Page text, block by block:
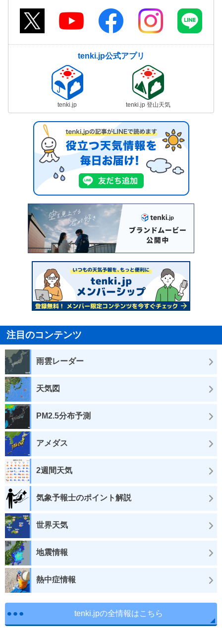
tenki.jp公式アプリ
tenki.jp tenki.jp 登山天気
注目のコンテンツ
雨雲レーダー
天気図
PM2.5分布予測
アメダス
2週間天気
気象予報士のポイント解説
世界天気
地震情報
熱中症情報
tenki.jpの全情報はこちら